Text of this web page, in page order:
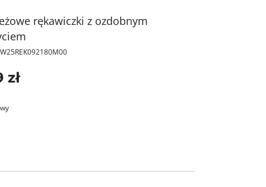
rękawiczki z ozdobnym
zł